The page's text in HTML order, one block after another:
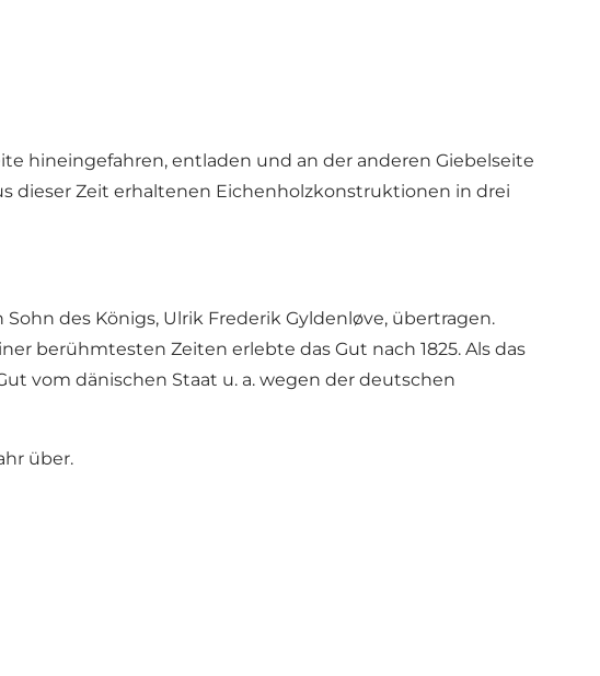
hineingefahren, entladen und an der anderen Giebelseite
dieser Zeit erhaltenen Eichenholzkonstruktionen in drei
des Königs, Ulrik Frederik Gyldenløve, übertragen.
berühmtesten Zeiten erlebte das Gut nach 1825. Als das
vom dänischen Staat u. a. wegen der deutschen
über.